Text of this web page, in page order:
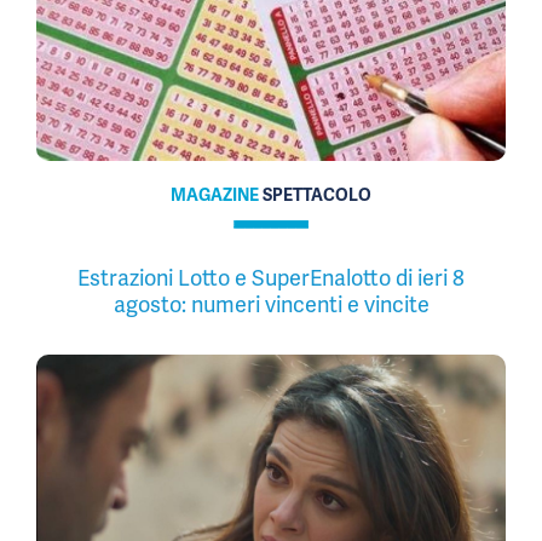
MAGAZINESPETTACOLO
Estrazioni Lotto e SuperEnalotto di ieri 8
agosto: numeri vincenti e vincite